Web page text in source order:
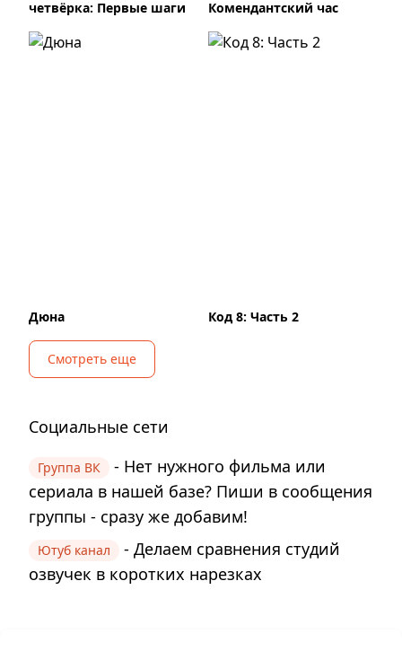
четвёрка: Первые шаги
Комендантский час
Дюна Код 8: Часть 2
Смотреть еще
Социальные сети
Группа ВК
- Нет нужного фильма или
сериала в нашей базе? Пиши в сообщения
группы - сразу же добавим!
Ютуб канал
- Делаем сравнения студий
озвучек в коротких нарезках